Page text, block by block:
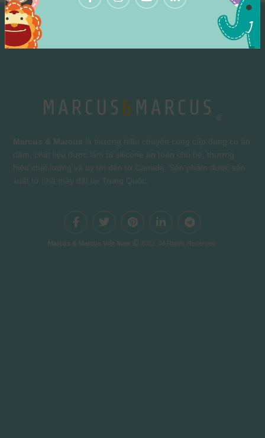
Marcus & Marcus là thương hiệu chuyên cung cấp dụng cụ ăn
dặm, chất liệu được làm từ silicone an toàn cho bé, thương
hiệu chất lượng và uy tín đến từ Canada. Sản phẩm được sản
xuất từ nhà máy đặt tại Trung Quốc.
Marcus & Marcus Việt Nam 2022. All Rights Reserved.